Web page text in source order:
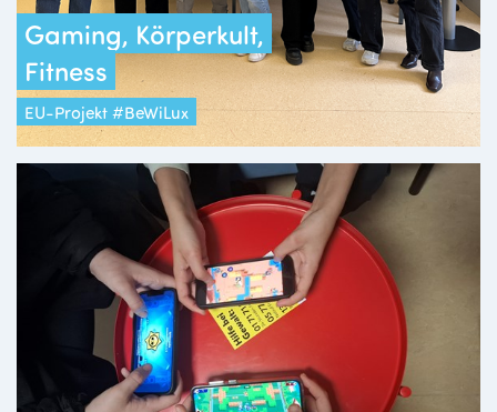
Gaming, Körperkult,
Fitness
EU-Projekt #BeWiLux